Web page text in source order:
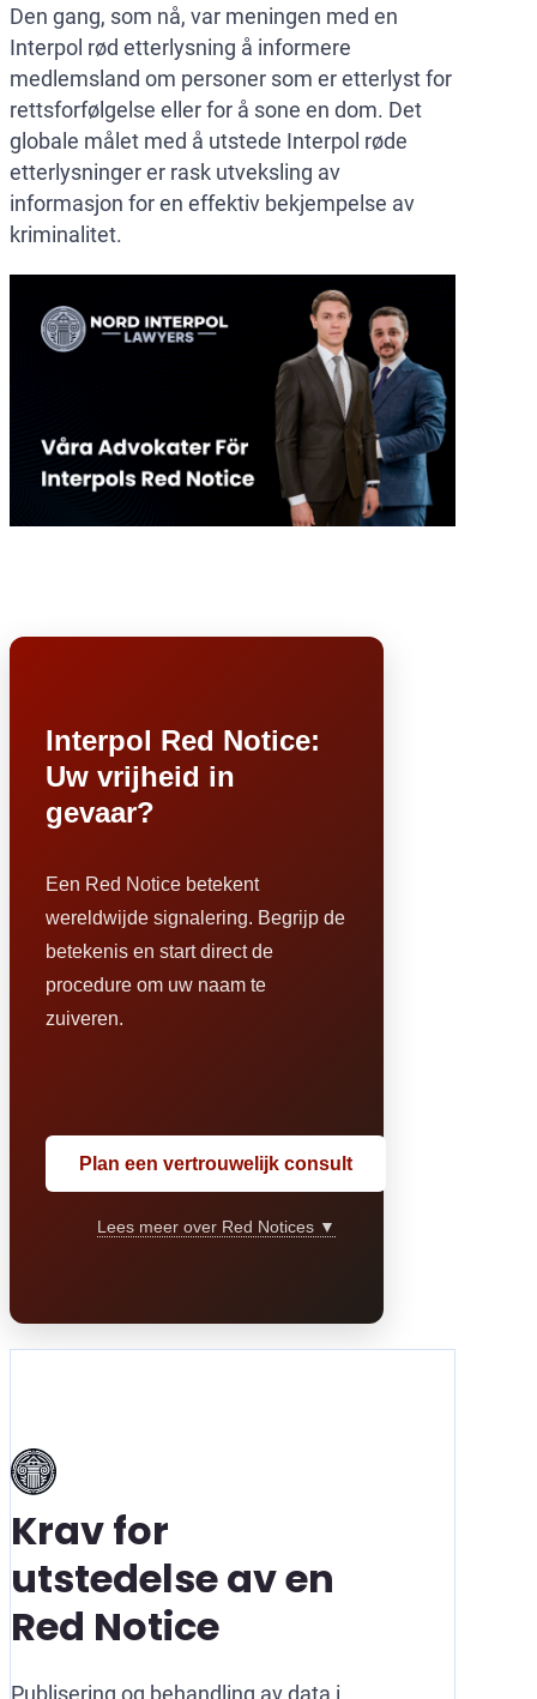
Den gang, som nå, var meningen med en
Interpol rød etterlysning å informere
medlemsland om personer som er etterlyst for
rettsforfølgelse eller for å sone en dom. Det
globale målet med å utstede Interpol røde
etterlysninger er rask utveksling av
informasjon for en effektiv bekjempelse av
kriminalitet.
Interpol Red Notice:
Uw vrijheid in
gevaar?
Een Red Notice betekent
wereldwijde signalering. Begrijp de
betekenis en start direct de
procedure om uw naam te
zuiveren.
Plan een vertrouwelijk consult
Lees meer over Red Notices ▼
Krav for
utstedelse av en
Red Notice
Publisering og behandling av data i